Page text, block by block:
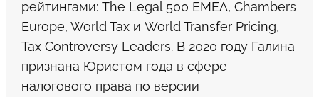
рейтингами: The Legal 500 EMEA, Chambers
Europe, World Tax и World Transfer Pricing,
Tax Controversy Leaders. В 2020 году Галина
признана Юристом года в сфере
налогового права по версии